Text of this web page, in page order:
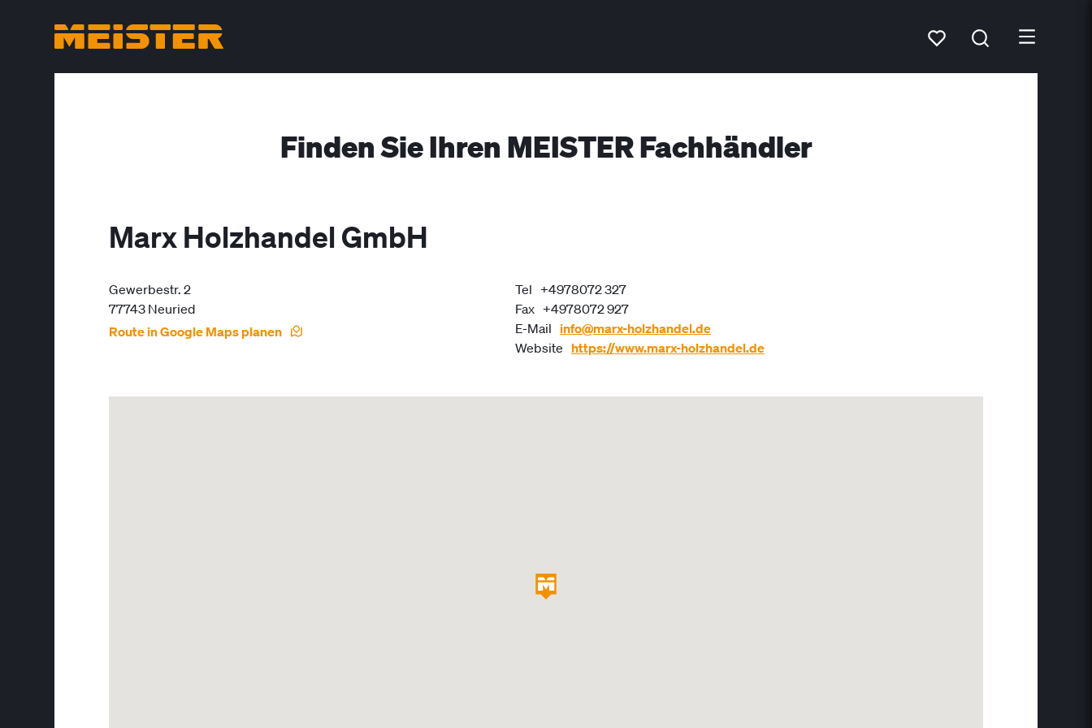
Finden Sie Ihren MEISTER Fachhändler
Marx Holzhandel GmbH
Gewerbestr. 2
77743 Neuried
Route in Google Maps planen
Tel +4978072 327
Fax +4978072 927
E-Mail info@marx-holzhandel.de
Website https://www.marx-holzhandel.de